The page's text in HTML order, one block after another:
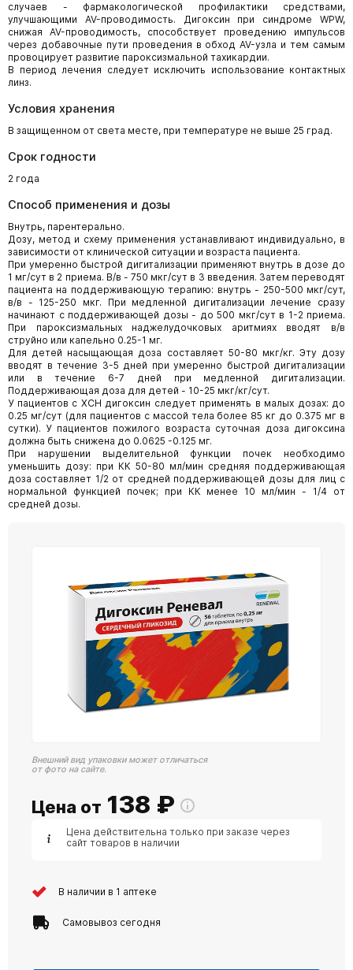
случаев - фармакологической профилактики средствами,
улучшающими AV-проводимость. Дигоксин при синдроме WPW,
снижая AV-проводимость, способствует проведению импульсов
через добавочные пути проведения в обход AV-узла и тем самым
провоцирует развитие пароксизмальной тахикардии.
В период лечения следует исключить использование контактных
линз.
Условия хранения
В защищенном от света месте, при температуре не выше 25 град.
Срок годности
2 года
Способ применения и дозы
Внутрь, парентерально.
Дозу, метод и схему применения устанавливают индивидуально, в
зависимости от клинической ситуации и возраста пациента.
При умеренно быстрой дигитализации применяют внутрь в дозе до
1 мг/сут в 2 приема. В/в - 750 мкг/сут в 3 введения. Затем переводят
пациента на поддерживающую терапию: внутрь - 250-500 мкг/сут,
в/в - 125-250 мкг. При медленной дигитализации лечение сразу
начинают с поддерживающей дозы - до 500 мкг/сут в 1-2 приема.
При пароксизмальных наджелудочковых аритмиях вводят в/в
струйно или капельно 0.25-1 мг.
Для детей насыщающая доза составляет 50-80 мкг/кг. Эту дозу
вводят в течение 3-5 дней при умеренно быстрой дигитализации
или в течение 6-7 дней при медленной дигитализации.
Поддерживающая доза для детей - 10-25 мкг/кг/сут.
У пациентов с ХСН дигоксин следует применять в малых дозах: до
0.25 мг/сут (для пациентов с массой тела более 85 кг до 0.375 мг в
сутки). У пациентов пожилого возраста суточная доза дигоксина
должна быть снижена до 0.0625 -0.125 мг.
При нарушении выделительной функции почек необходимо
уменьшить дозу: при КК 50-80 мл/мин средняя поддерживающая
доза составляет 1/2 от средней поддерживающей дозы для лиц с
нормальной функцией почек; при КК менее 10 мл/мин - 1/4 от
средней дозы.
Внешний вид упаковки может отличаться
от фото на сайте.
Цена от 138 ₽
Цена действительна только при заказе через
сайт товаров в наличии
В наличии в 1 аптеке
Самовывоз сегодня